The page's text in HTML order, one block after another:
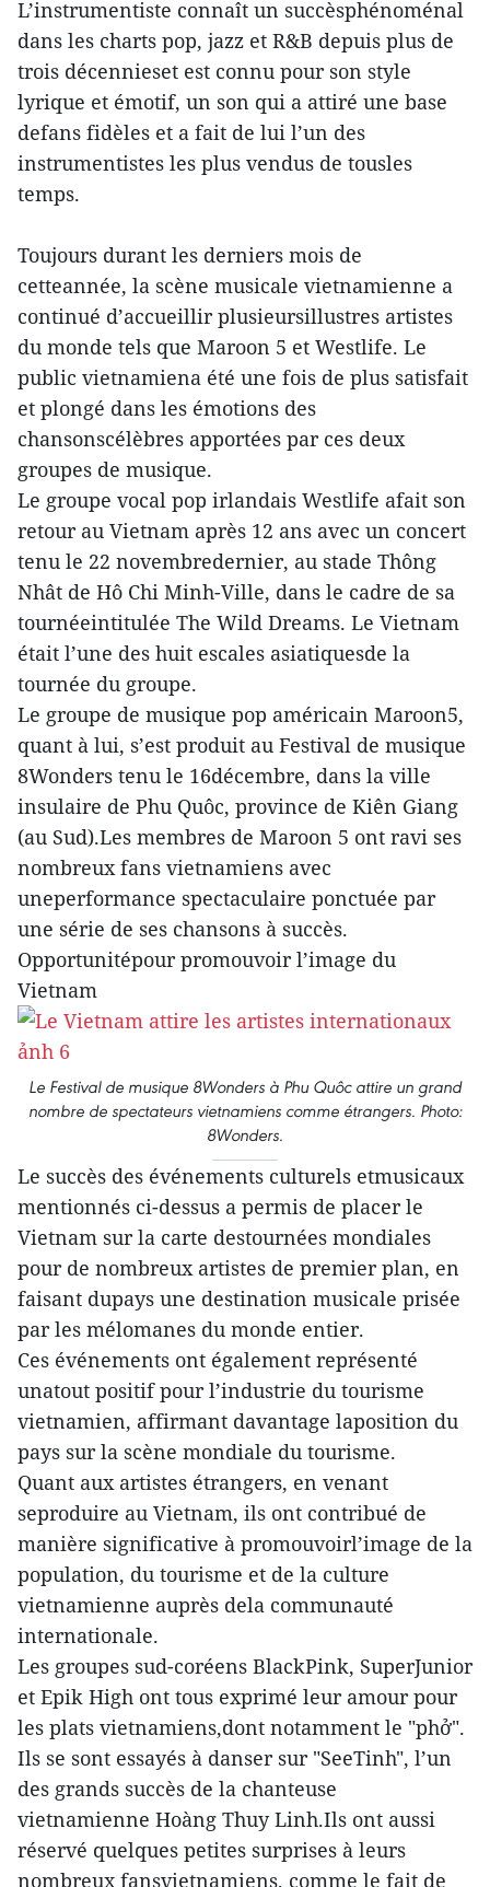
L’instrumentiste connaît un succèsphénoménal
dans les charts pop, jazz et R&B depuis plus de
trois décennieset est connu pour son style
lyrique et émotif, un son qui a attiré une base
defans fidèles et a fait de lui l’un des
instrumentistes les plus vendus de tousles
temps.
Toujours durant les derniers mois de
cetteannée, la scène musicale vietnamienne a
continué d’accueillir plusieursillustres artistes
du monde tels que Maroon 5 et Westlife. Le
public vietnamiena été une fois de plus satisfait
et plongé dans les émotions des
chansonscélèbres apportées par ces deux
groupes de musique.
Le groupe vocal pop irlandais Westlife afait son
retour au Vietnam après 12 ans avec un concert
tenu le 22 novembredernier, au stade Thông
Nhât de Hô Chi Minh-Ville, dans le cadre de sa
tournéeintitulée The Wild Dreams. Le Vietnam
était l’une des huit escales asiatiquesde la
tournée du groupe.
Le groupe de musique pop américain Maroon5,
quant à lui, s’est produit au Festival de musique
8Wonders tenu le 16décembre, dans la ville
insulaire de Phu Quôc, province de Kiên Giang
(au Sud).Les membres de Maroon 5 ont ravi ses
nombreux fans vietnamiens avec
uneperformance spectaculaire ponctuée par
une série de ses chansons à succès.
Opportunitépour promouvoir l’image du
Vietnam
Le Festival de musique 8Wonders à Phu Quôc attire un grand
nombre de spectateurs vietnamiens comme étrangers. Photo:
8Wonders.
Le succès des événements culturels etmusicaux
mentionnés ci-dessus a permis de placer le
Vietnam sur la carte destournées mondiales
pour de nombreux artistes de premier plan, en
faisant dupays une destination musicale prisée
par les mélomanes du monde entier.
Ces événements ont également représenté
unatout positif pour l’industrie du tourisme
vietnamien, affirmant davantage laposition du
pays sur la scène mondiale du tourisme.
Quant aux artistes étrangers, en venant
seproduire au Vietnam, ils ont contribué de
manière significative à promouvoirl’image de la
population, du tourisme et de la culture
vietnamienne auprès dela communauté
internationale.
Les groupes sud-coréens BlackPink, SuperJunior
et Epik High ont tous exprimé leur amour pour
les plats vietnamiens,dont notamment le "phở".
Ils se sont essayés à danser sur "SeeTinh", l’un
des grands succès de la chanteuse
vietnamienne Hoàng Thuy Linh.Ils ont aussi
réservé quelques petites surprises à leurs
nombreux fansvietnamiens, comme le fait de